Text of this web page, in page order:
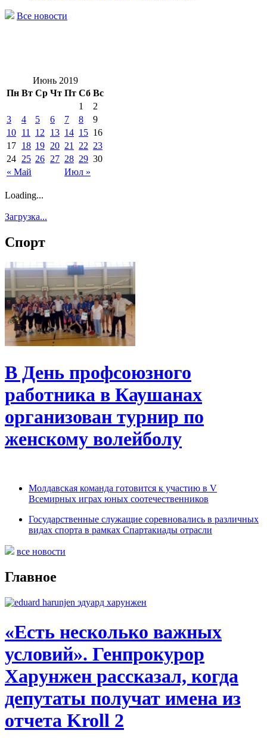
Все новости
Июнь 2019
Пн Вт Ср Чт Пт Сб Вс
« Май Июл »
1
2
3
4 5 6 7 8
9
10 11 12 13 14 15 16
17 18 19 20 21 22 23
24 25 26 27 28 29 30
Loading...
Загрузка...
Спорт
В День профсоюзного
работника в Каушанах
организован турнир по
женскому волейболу
Молдавская команда готовится к участию в V
Всемирных играх юных соотечественников
Государственные служащие соревновались в различных
видах спорта в рамках Спартакиады отрасли
все новости
Главное
«Есть несколько важных
условий». Генпрокурор
Харунжен рассказал, когда
депутаты получат имена из
отчета Kroll 2